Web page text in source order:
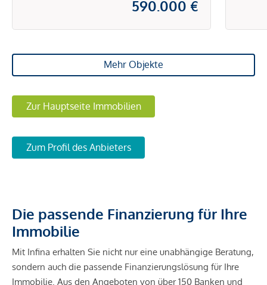
590.000 €
Mehr Objekte
Zur Hauptseite Immobilien
Zum Profil des Anbieters
Die passende Finanzierung für Ihre
Immobilie
Mit Infina erhalten Sie nicht nur eine unabhängige Beratung,
sondern auch die passende Finanzierungslösung für Ihre
Immobilie. Aus den Angeboten von über 150 Banken und